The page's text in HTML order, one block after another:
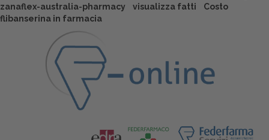
zanaflex-australia-pharmacy
visualizza fatti
Costo
flibanserina in farmacia